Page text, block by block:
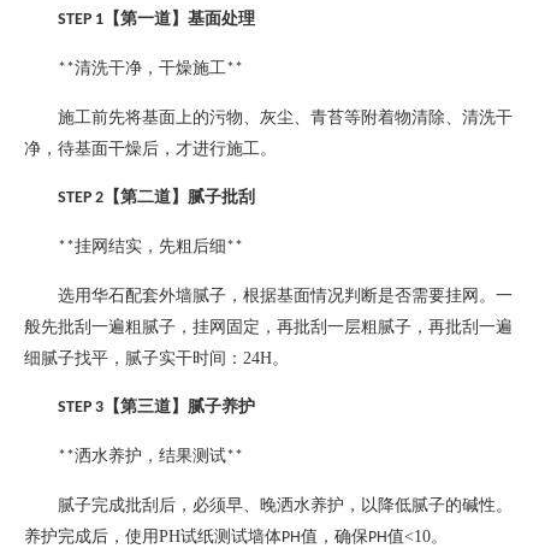
STEP 1 【第一道】基面处理
**清洗干净，干燥施工**
施工前先将基面上的污物、灰尘、青苔等附着物清除、清洗干
净，待基面干燥后，才进行施工。
STEP 2 【第二道】腻子批刮
**挂网结实，先粗后细 **
选用华石配套外墙腻子，根据基面情况判断是否需要挂网。一
般先批刮一遍粗腻子，挂网固定，再批刮一层粗腻子，再批刮一遍
细腻子找平，腻子实干时间： 24H。
STEP 3 【第三道】腻子养护
**洒水养护，结果测试**
腻子完成批刮后，必须早、晚洒水养护，以降低腻子的碱性。
养护完成后，使用PH试纸测试墙体PH值，确保PH值<10。